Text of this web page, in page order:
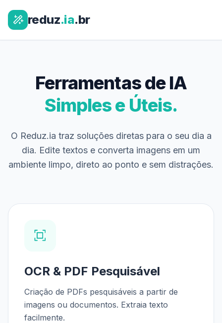
reduz.ia.br
Ferramentas de IA
Simples e Úteis.
O Reduz.ia traz soluções diretas para o seu dia a
dia. Edite textos e converta imagens em um
ambiente limpo, direto ao ponto e sem distrações.
OCR & PDF Pesquisável
Criação de PDFs pesquisáveis a partir de
imagens ou documentos. Extraia texto
facilmente.